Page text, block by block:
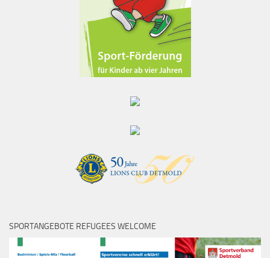
SPORTANGEBOTE REFUGEES WELCOME